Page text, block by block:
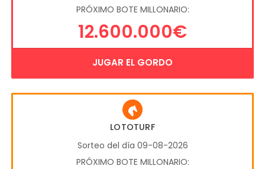
PRÓXIMO BOTE MILLONARIO:
12.600.000€
JUGAR EL GORDO
LOTOTURF
Sorteo del día 09-08-2026
PRÓXIMO BOTE MILLONARIO: